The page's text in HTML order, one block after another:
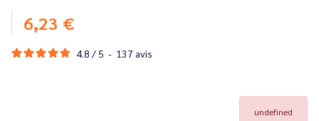
6,23 €
4.8 / 5 - 137 avis
undefined